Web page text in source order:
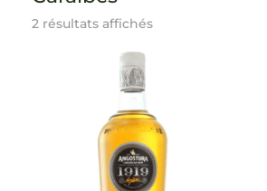
2 résultats affichés